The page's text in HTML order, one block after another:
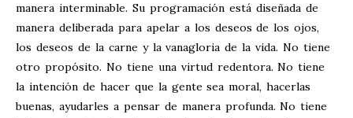
manera interminable. Su programación está diseñada de
manera deliberada para apelar a los deseos de los ojos,
los deseos de la carne y la vanagloria de la vida. No tiene
otro propósito. No tiene una virtud redentora. No tiene
la intención de hacer que la gente sea moral, hacerlas
buenas, ayudarles a pensar de manera profunda. No tiene